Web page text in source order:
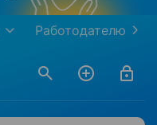
Работодателю